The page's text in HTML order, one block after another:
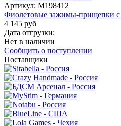
Артикул: M198412
Фиолетовые зажимы-прищепки с
4 145 руб
Дата отгрузки:
Нет в наличии
Сообщить о поступлении
Поставщики